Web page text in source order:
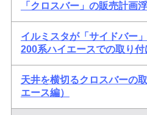
「クロスバー」の販売計画
イルミスタが「サイドバー
200系ハイエースでの取り付
天井を横切るクロスバーの
エース編）